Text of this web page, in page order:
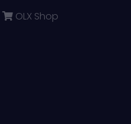
OLX Shop